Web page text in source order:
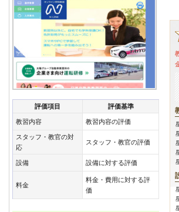
評価項目 評価基準
教習内容 教習内容の評価
スタッフ・教官の対
応
スタッフ・教官の評価
設備 設備に対する評価
料金
料金・費用に対する評
価